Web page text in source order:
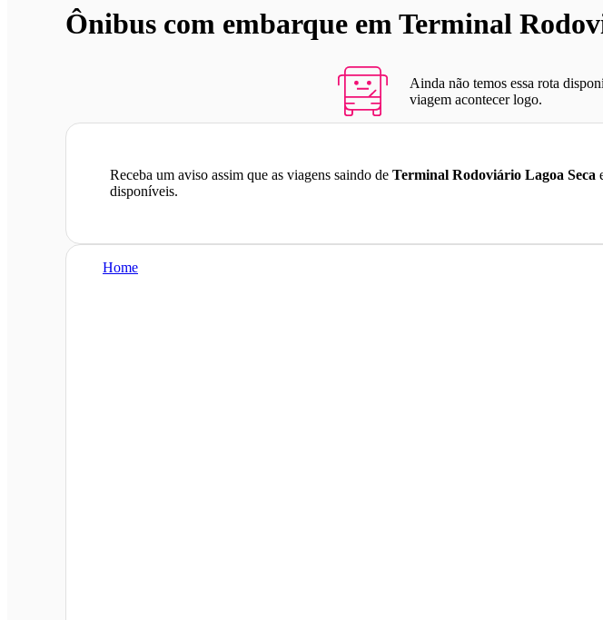
Ônibus com embarque em Terminal
Ainda não temos essa rota
viagem acontecer logo.
Receba um aviso assim que as viagens saindo de Terminal Rodoviário Lagoa Seca
disponíveis.
Home